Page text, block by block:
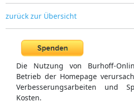
zurück zur Übersicht
Die Nutzung von Burhoff-
Betrieb der Homepage
Verbesserungsarbeiten und
Kosten.